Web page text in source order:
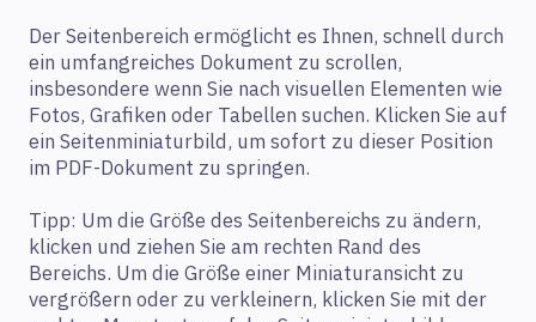
Der Seitenbereich ermöglicht es Ihnen, schnell durch
ein umfangreiches Dokument zu scrollen,
insbesondere wenn Sie nach visuellen Elementen wie
Fotos, Grafiken oder Tabellen suchen. Klicken Sie auf
ein Seitenminiaturbild, um sofort zu dieser Position
im PDF-Dokument zu springen.
Tipp: Um die Größe des Seitenbereichs zu ändern,
klicken und ziehen Sie am rechten Rand des
Bereichs. Um die Größe einer Miniaturansicht zu
vergrößern oder zu verkleinern, klicken Sie mit der